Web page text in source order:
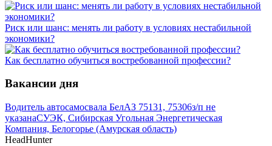
Риск или шанс: менять ли работу в условиях нестабильной
экономики?
Как бесплатно обучиться востребованной профессии?
Вакансии дня
Водитель автосамосвала БелАЗ 75131, 75306з/п не
указанаСУЭК, Сибирская Угольная Энергетическая
Компания, Белогорье (Амурская область)
HeadHunter